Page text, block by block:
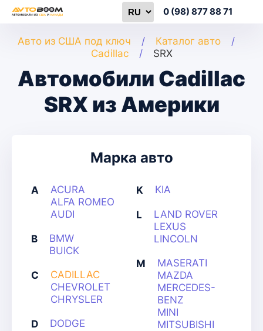
0 (98) 877 88 71
Авто из США под ключ
Каталог авто
Cadillac
SRX
Автомобили Cadillac
SRX из Америки
Марка авто
A
ACURA
ALFA ROMEO
AUDI
B
BMW
BUICK
C
CADILLAC
CHEVROLET
CHRYSLER
D DODGE
K KIA
L
LAND ROVER
LEXUS
LINCOLN
M
MASERATI
MAZDA
MERCEDES-
BENZ
MINI
MITSUBISHI